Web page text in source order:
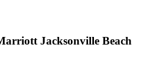
Jacksonville Beach